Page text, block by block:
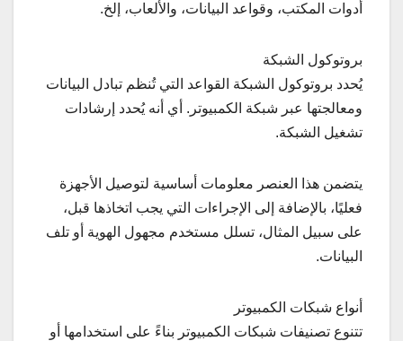
أدوات المكتب، وقواعد البيانات، والألعاب، إلخ.
بروتوكول الشبكة
يُحدد بروتوكول الشبكة القواعد التي تُنظم تبادل البيانات
ومعالجتها عبر شبكة الكمبيوتر. أي أنه يُحدد إرشادات
تشغيل الشبكة.
يتضمن هذا العنصر معلومات أساسية لتوصيل الأجهزة
فعليًا، بالإضافة إلى الإجراءات التي يجب اتخاذها قبل،
على سبيل المثال، تسلل مستخدم مجهول الهوية أو تلف
البيانات.
أنواع شبكات الكمبيوتر
تتنوع تصنيفات شبكات الكمبيوتر بناءً على استخدامها أو